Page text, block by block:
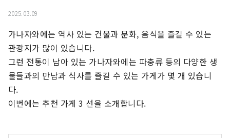
2025.03.09
가나자와에는 역사 있는 건물과 문화, 음식을 즐길 수 있는
관광지가 많이 있습니다.
그런 전통이 남아 있는 가나자와에는 파충류 등의 다양한 생
물들과의 만남과 식사를 즐길 수 있는 가게가 몇 개 있습니
다.
이번에는 추천 가게 3 선을 소개합니다.